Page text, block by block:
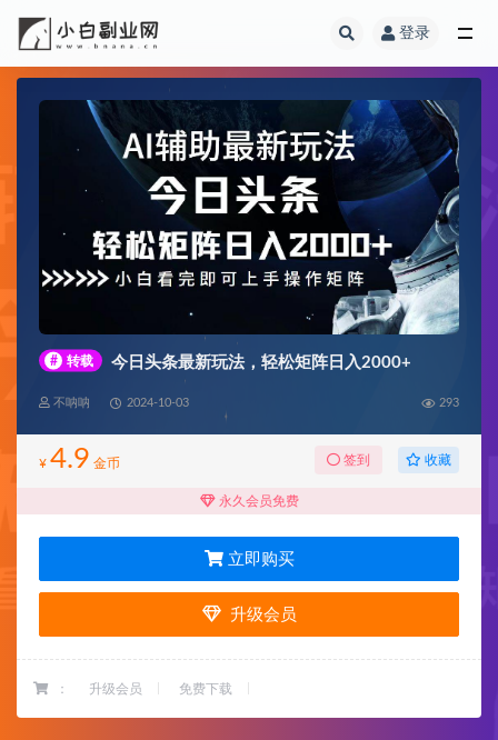
登录
# 转载 今日头条最新玩法，轻松矩阵日入2000+
不呐呐 2024-10-03 293
¥ 4.9 金币 签到 收藏
永久会员免费
立即购买
升级会员
： 升级会员 免费下载